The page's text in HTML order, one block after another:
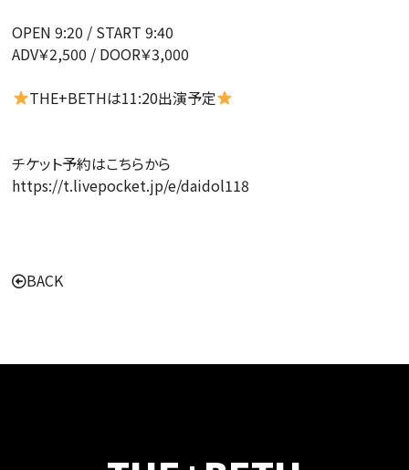
OPEN 9:20 / START 9:40
ADV￥2,500 / DOOR￥3,000
THE+BETHは11:20出演予定
チケット予約はこちらから
https://t.livepocket.jp/e/daidol118
BACK